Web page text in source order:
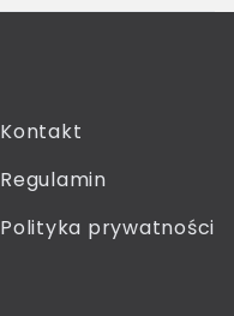
Kontakt
Regulamin
Polityka prywatności